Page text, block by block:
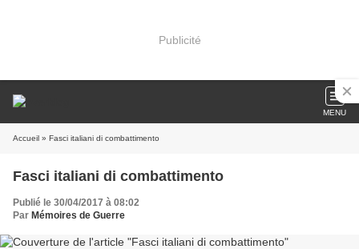
Publicité
MENU
Accueil » Fasci italiani di combattimento
Fasci italiani di combattimento
Publié le 30/04/2017 à 08:02
Par Mémoires de Guerre